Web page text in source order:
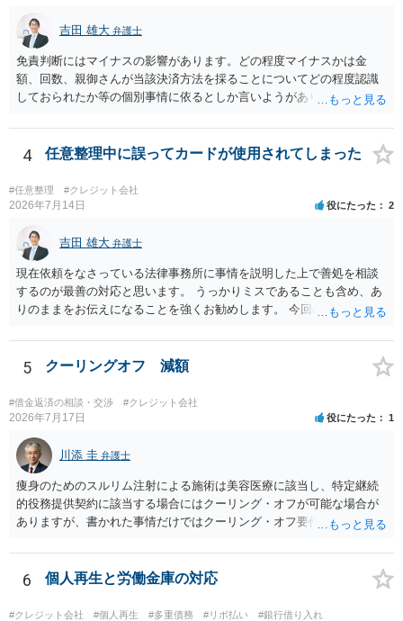
吉田 雄大 弁護士
免責判断にはマイナスの影響があります。どの程度マイナスかは金
額、回数、親御さんが当該決済方法を採ることについてどの程度認識
しておられたか等の個別事情に依るとしか言いようがありません。 と
なって相談し、善後策を考えることをお勧めします。
4 任意整理中に誤ってカードが使用されてしまった
#任意整理 #クレジット会社
2026年7月14日 役にたった 2
吉田 雄大 弁護士
現在依頼をなさっている法律事務所に事情を説明した上で善処を相談
するのが最善の対応と思います。 うっかりミスであることも含め、あ
りのままをお伝えになることを強くお勧めします。 今回のできごとだ
早ければ早いほどいいのは間違いありません。 ご健闘をお祈りいたし
ます。
5 クーリングオフ 減額
#借金返済の相談・交渉 #クレジット会社
2026年7月17日 役にたった 1
川添 圭 弁護士
痩身のためのスルリム注射による施術は美容医療に該当し、特定継続
的役務提供契約に該当する場合にはクーリング・オフが可能な場合が
ありますが、書かれた事情だけではクーリング・オフ要件を満たして
か）が不明です。仮に特定継続的役務提供契約に該当する場合には、
クーリング・オフができない場合でも中途解約は可能ですが、この点
も含めて、最寄りの消費生活センターで詳しい資料をもとに相談して
いただいた方がよいでしょう。
6 個人再生と労働金庫の対応
#クレジット会社 #個人再生 #多重債務 #リボ払い
#銀行借り入れ